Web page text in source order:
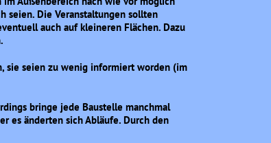
seien. Die Veranstaltungen sollten
auch auf kleineren Flächen. Dazu
sie seien zu wenig informiert worden (im
bringe jede Baustelle manchmal
es änderten sich Abläufe. Durch den